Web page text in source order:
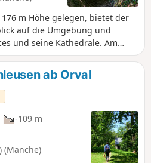
Teil des
zu
ein wenig
vergisst.
m Höhe gelegen, bietet der
auf die Umgebung und
und seine Kathedrale. Am
Wetter sieben Leuchttürme
ab Orval
-109 m
(Manche)